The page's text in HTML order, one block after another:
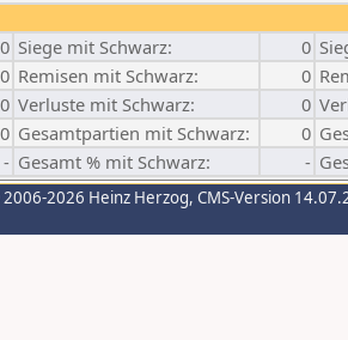
0 Siege mit Schwarz: 0
0 Remisen mit Schwarz: 0
0 Verluste mit Schwarz: 0
0 Gesamtpartien mit Schwarz: 0
- Gesamt % mit Schwarz: -
2026 Heinz Herzog, CMS-Version